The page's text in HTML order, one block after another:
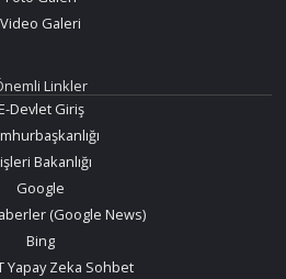
Video Galeri
Linkler
Devlet Giriş
Bakanlığı
Google
(Google News)
Bing
Yapay Zeka Sohbet